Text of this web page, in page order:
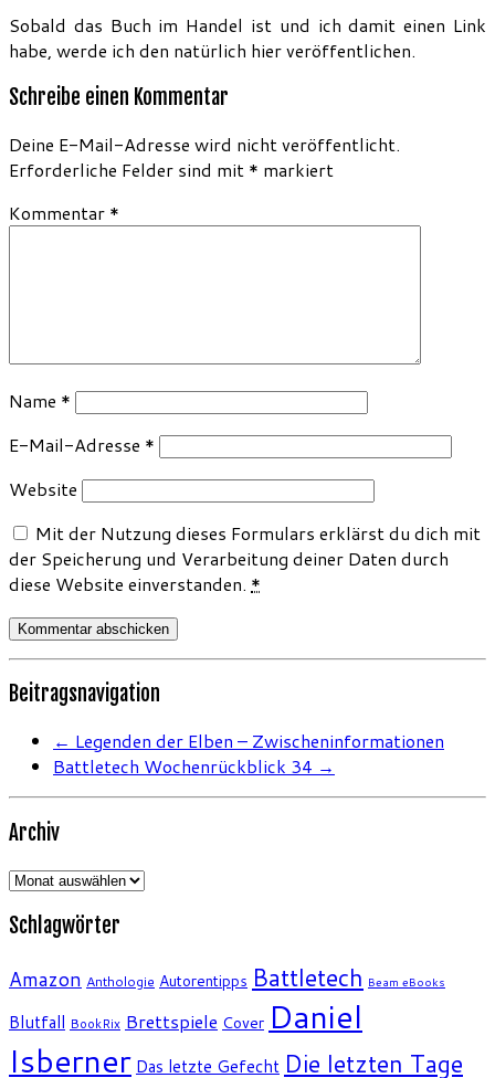
Sobald das Buch im Handel ist und ich damit einen Link
habe, werde ich den natürlich hier veröffentlichen.
Schreibe einen Kommentar
Deine E-Mail-Adresse wird nicht veröffentlicht.
Erforderliche Felder sind mit * markiert
Kommentar *
Name *
E-Mail-Adresse *
Website
Mit der Nutzung dieses Formulars erklärst du dich mit
der Speicherung und Verarbeitung deiner Daten durch
diese Website einverstanden. *
Beitragsnavigation
← Legenden der Elben – Zwischeninformationen
Battletech Wochenrückblick 34 →
Archiv
Archiv
Schlagwörter
Amazon Anthologie Autorentipps Battletech Beam eBooks
Blutfall BookRix Brettspiele Cover Daniel
Isberner Das letzte Gefecht Die letzten Tage